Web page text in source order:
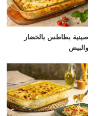
صينية بطاطس بالخضار
والبيض